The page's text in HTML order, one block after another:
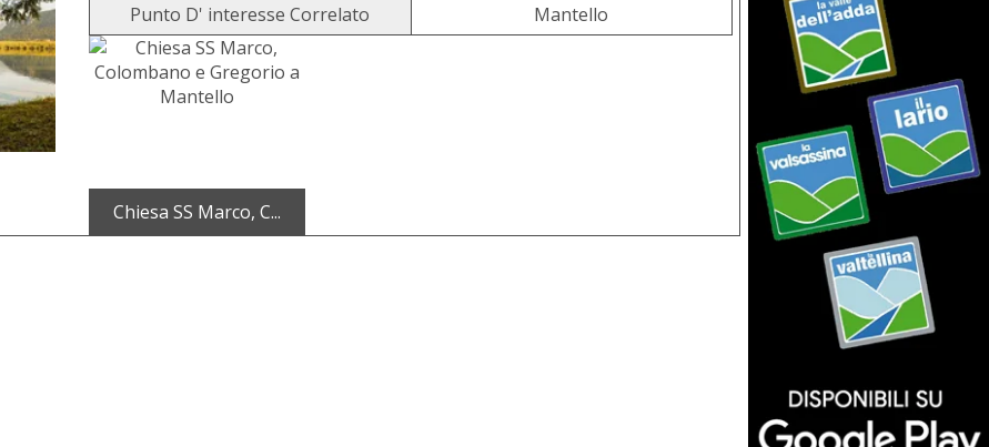
Punto D' interesse Correlato Mantello
Chiesa SS Marco, C...